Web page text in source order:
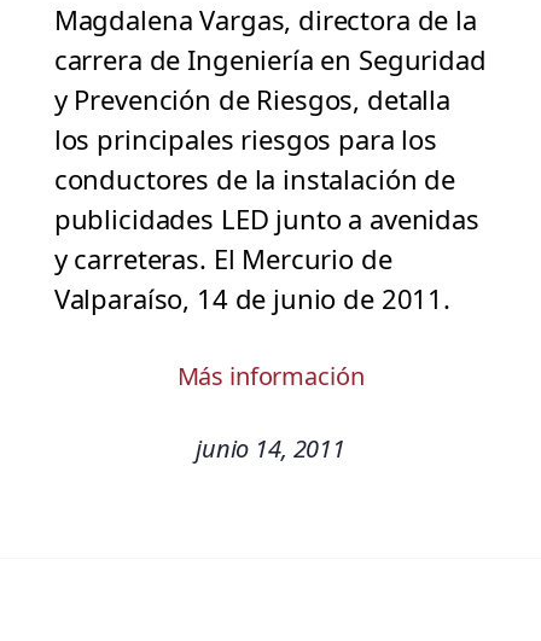
Magdalena Vargas, directora de la
carrera de Ingeniería en Seguridad
y Prevención de Riesgos, detalla
los principales riesgos para los
conductores de la instalación de
publicidades LED junto a avenidas
y carreteras. El Mercurio de
Valparaíso, 14 de junio de 2011.
Más información
junio 14, 2011